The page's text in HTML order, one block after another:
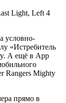
условно-
«Истребитель
А ещё в App
Rangers Mighty
прямо в